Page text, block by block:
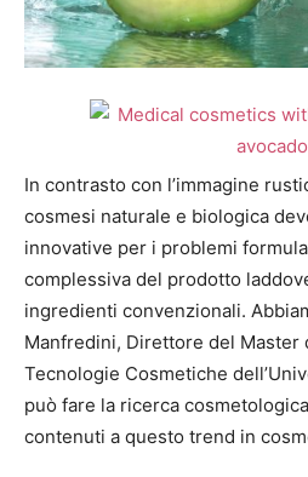
In contrasto con l’immagine
cosmesi naturale e biologica
innovative per i problemi
complessiva del prodotto
ingredienti convenzionali.
Manfredini, Direttore del Master
Tecnologie Cosmetiche
può fare la ricerca
contenuti a questo trend in